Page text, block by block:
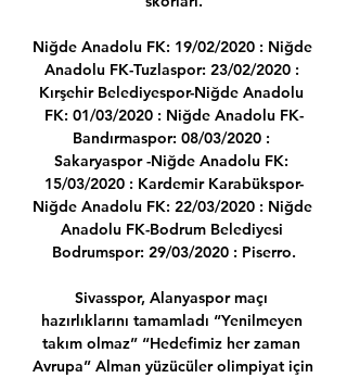
Niğde Anadolu FK: 19/02/2020 : Niğde
Anadolu FK-Tuzlaspor: 23/02/2020 :
Kırşehir Belediyespor-Niğde Anadolu
FK: 01/03/2020 : Niğde Anadolu FK-
Bandırmaspor: 08/03/2020 :
Sakaryaspor -Niğde Anadolu FK:
15/03/2020 : Kardemir Karabükspor-
Niğde Anadolu FK: 22/03/2020 : Niğde
Anadolu FK-Bodrum Belediyesi
Bodrumspor: 29/03/2020 : Piserro.
Sivasspor, Alanyaspor maçı
hazırlıklarını tamamladı “Yenilmeyen
takım olmaz” “Hedefimiz her zaman
Avrupa” Alman yüzücüler olimpiyat için